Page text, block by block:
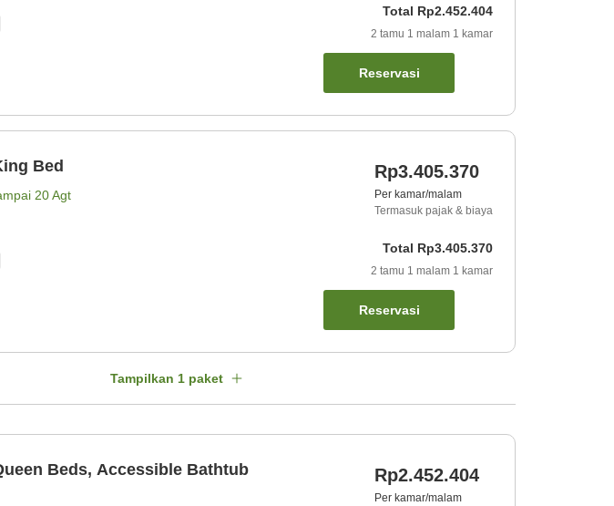
Total Rp2.452.404
2 tamu 1 malam 1 kamar
Reservasi
Bed
20 Agt
Rp3.405.370
Per kamar/malam
Termasuk pajak & biaya
Total Rp3.405.370
2 tamu 1 malam 1 kamar
Reservasi
Tampilkan 1 paket
Beds, Accessible Bathtub
Rp2.452.404
Per kamar/malam